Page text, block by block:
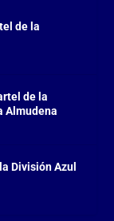
de la
de la
Almudena
División Azul